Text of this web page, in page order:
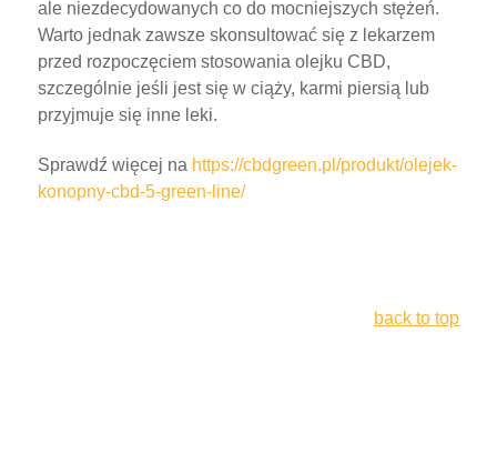
ale niezdecydowanych co do mocniejszych stężeń.
Warto jednak zawsze skonsultować się z lekarzem
przed rozpoczęciem stosowania olejku CBD,
szczególnie jeśli jest się w ciąży, karmi piersią lub
przyjmuje się inne leki.
Sprawdź więcej na https://cbdgreen.pl/produkt/olejek-
konopny-cbd-5-green-line/
back to top